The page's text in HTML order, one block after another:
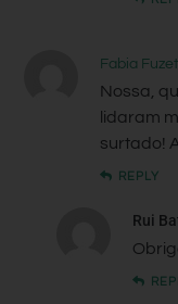
Fabia
Nossa,
lidaram
surtado!
REPLY
Rui